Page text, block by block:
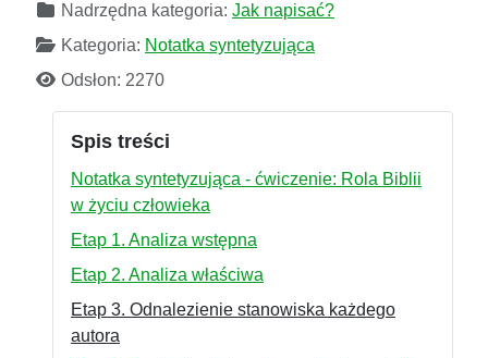
Nadrzędna kategoria: Jak napisać?
Kategoria: Notatka syntetyzująca
Odsłon: 2270
Spis treści
Notatka syntetyzująca - ćwiczenie: Rola Biblii
w życiu człowieka
Etap 1. Analiza wstępna
Etap 2. Analiza właściwa
Etap 3. Odnalezienie stanowiska każdego
autora